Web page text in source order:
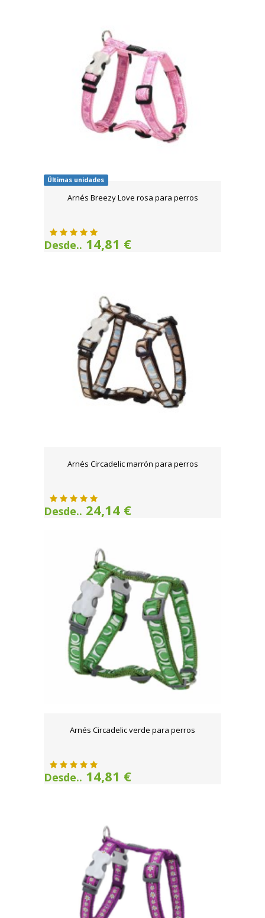
Últimas unidades
Arnés Breezy Love rosa para perros
Desde.. 14,81 €
Arnés Circadelic marrón para perros
Desde.. 24,14 €
Arnés Circadelic verde para perros
Desde.. 14,81 €